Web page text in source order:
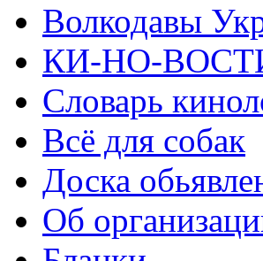
Волкодавы
КИ-НО-
Словарь
Всё для собак
Доска
Об